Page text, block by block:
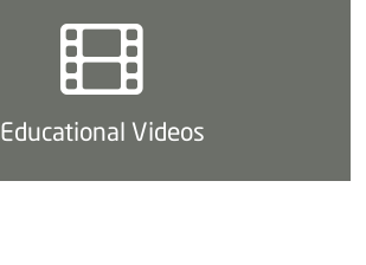
Educational Videos